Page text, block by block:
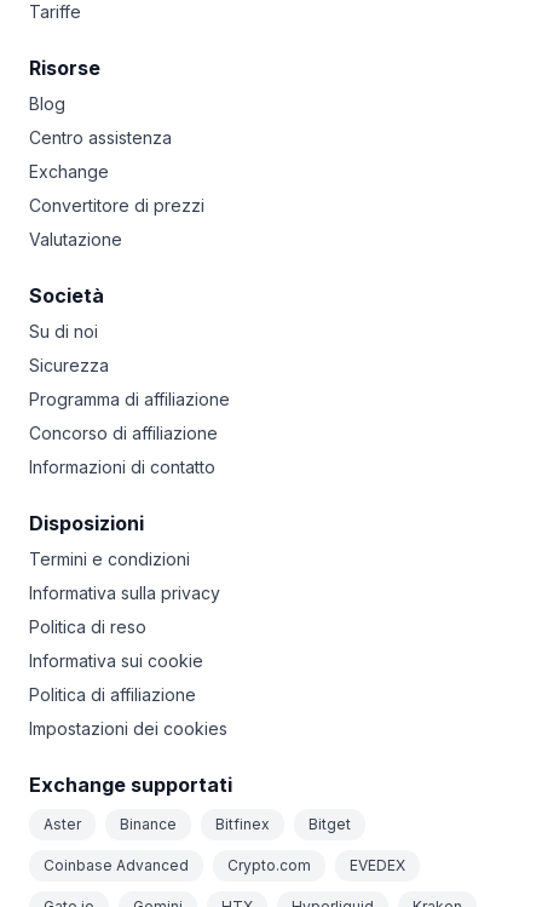
Tariffe
Risorse
Blog
Centro assistenza
Exchange
Convertitore di prezzi
Valutazione
Società
Su di noi
Sicurezza
Programma di affiliazione
Concorso di affiliazione
Informazioni di contatto
Disposizioni
Termini e condizioni
Informativa sulla privacy
Politica di reso
Informativa sui cookie
Politica di affiliazione
Impostazioni dei cookies
Exchange supportati
Aster Binance Bitfinex Bitget
Coinbase Advanced Crypto.com EVEDEX